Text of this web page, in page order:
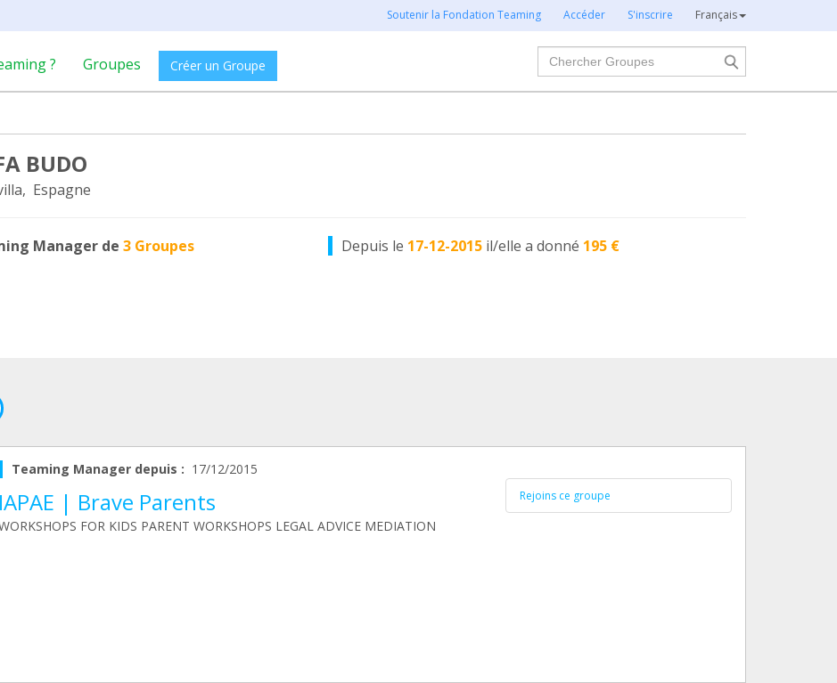
Soutenir la Fondation Teaming Accéder S'inscrire Français
? Groupes Créer un Groupe
Chercher
BUDO
Espagne
Manager de 3 Groupes Depuis le 17-12-2015 il/elle a donné 195 €
Teaming Manager depuis : 17/12/2015
IAPAE | Brave Parents
FOR KIDS PARENT WORKSHOPS LEGAL ADVICE MEDIATION
Rejoins ce groupe